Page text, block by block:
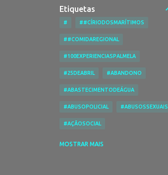
Etiquetas
# ##CÍRIODOSMARÍTIMOS
##COMIDAREGIONAL
#100EXPERIENCIASPALMELA
#25DEABRIL #ABANDONO
#ABASTECIMENTODEÁGUA
#ABUSOPOLICIAL #ABUSOSSEXUAIS
#AÇÃOSOCIAL
MOSTRAR MAIS